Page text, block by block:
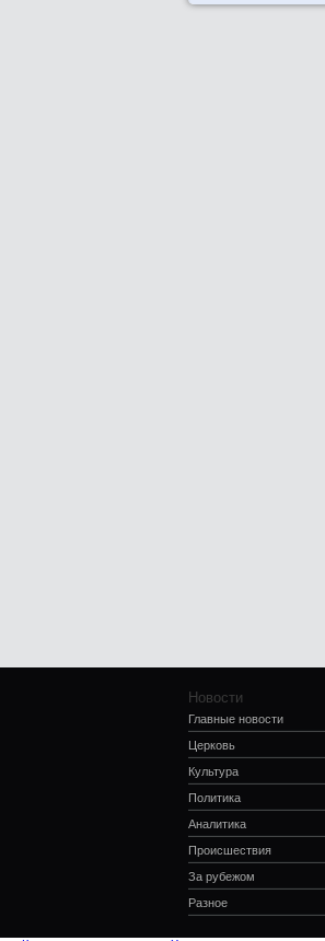
Новости
Главные новости
Церковь
Культура
Политика
Аналитика
Происшествия
За рубежом
Разное